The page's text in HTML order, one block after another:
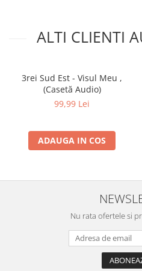
ALTI CLIENTI
3rei Sud Est - Visul Meu ,
(Casetă Audio)
99,99 Lei
ADAUGA IN COS
Nu rata ofertele si